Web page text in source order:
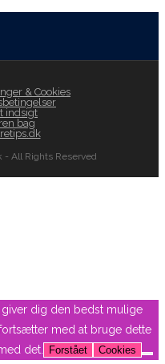
& Cookies
indsigt
bag
- All Rights Reserved
dig den bedst mulige
med at bruge dette
det.
Forstået Cookies